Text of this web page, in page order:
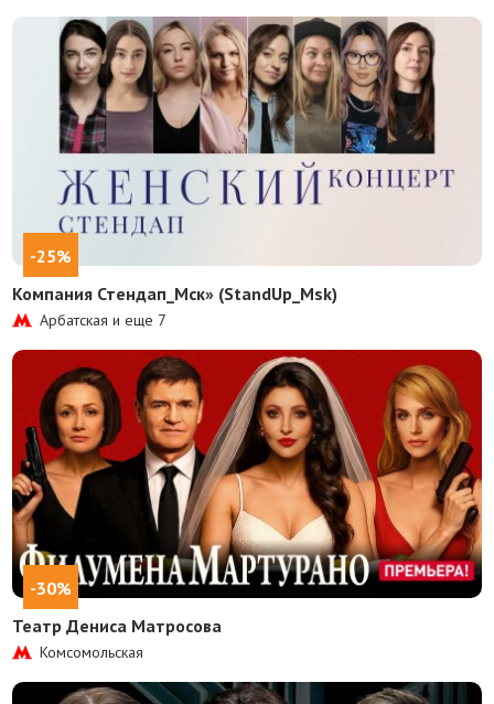
-25%
Компания Стендап_Мск» (StandUp_Msk)
Арбатская и еще 7
-30%
Театр Дениса Матросова
Комсомольская